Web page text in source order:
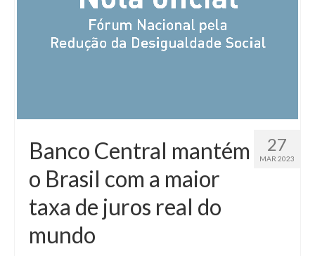
27
MAR 2023
Banco Central mantém
o Brasil com a maior
taxa de juros real do
mundo